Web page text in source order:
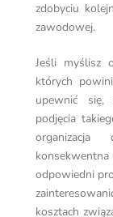
zdobyciu
zawodowej.
Jeśli myślisz
których
upewnić
podjęcia
organizacja
odpowiedni
kosztach